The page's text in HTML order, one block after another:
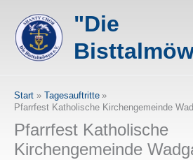
Inhalt
springen
"Die
Start
Tagesauftritte
Pfarrfest Katholische Kirchengemeinde
Pfarrfest Katholische
Kirchengemeinde